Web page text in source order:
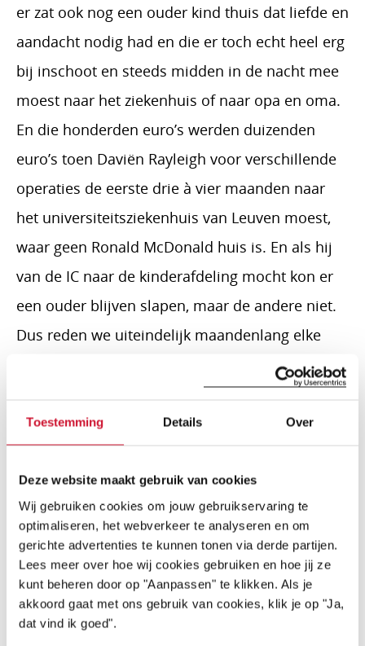
Toestemming Details Over
Deze website maakt gebruik van cookies
Wij gebruiken cookies om jouw gebruikservaring te
optimaliseren, het webverkeer te analyseren en om
gerichte advertenties te kunnen tonen via derde partijen.
Lees meer over hoe wij cookies gebruiken en hoe jij ze
kunt beheren door op "Aanpassen" te klikken. Als je
akkoord gaat met ons gebruik van cookies, klik je op "Ja,
dat vind ik goed".
er zat ook nog een ouder kind thuis dat liefde en
aandacht nodig had en die er toch echt heel erg
bij inschoot en steeds midden in de nacht mee
moest naar het ziekenhuis of naar opa en oma.
En die honderden euro’s werden duizenden
euro’s toen Daviën Rayleigh voor verschillende
operaties de eerste drie à vier maanden naar
het universiteitsziekenhuis van Leuven moest,
waar geen Ronald McDonald huis is. En als hij
van de IC naar de kinderafdeling mocht kon er
een ouder blijven slapen, maar de andere niet.
Dus reden we uiteindelijk maandenlang elke
dag op en neer naar Leuven. Verschillende
operaties mislukten waardoor hij langer moest
blijven en weer open gemaakt moest worden.
Het is vreselijk om aan te moeten zien wat je
kindje allemaal moet doorstaan. Ik heb me nog
nooit zo machteloos gevoeld…….
Toekomst
Het erge is dat we er nooit vanaf komen. De
afwijkingen van Daviën Rayleigh zijn zo ernstig